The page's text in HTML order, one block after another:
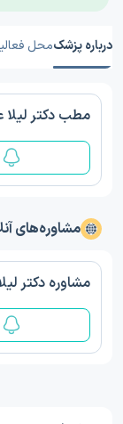
درباره پزشکمحل
مطب دکتر لیلا
مشاوره‌های
مشاوره دکتر